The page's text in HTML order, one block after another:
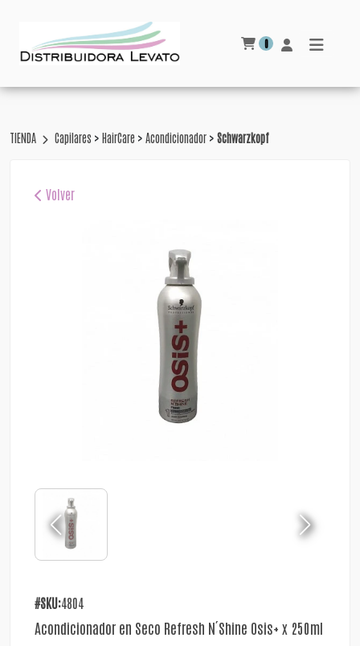
0
TIENDA Capilares > HairCare > Acondicionador > Schwarzkopf
Volver
#SKU:4804
Acondicionador en Seco Refresh N´Shine Osis+ x 250ml